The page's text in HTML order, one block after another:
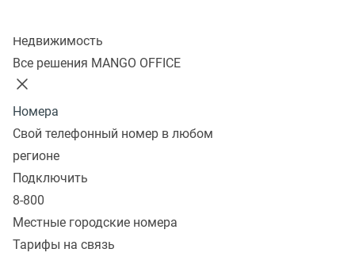
Недвижимость
Все решения MANGO OFFICE
Номера
Свой телефонный номер в любом
регионе
Подключить
8-800
Местные городские номера
Тарифы на связь